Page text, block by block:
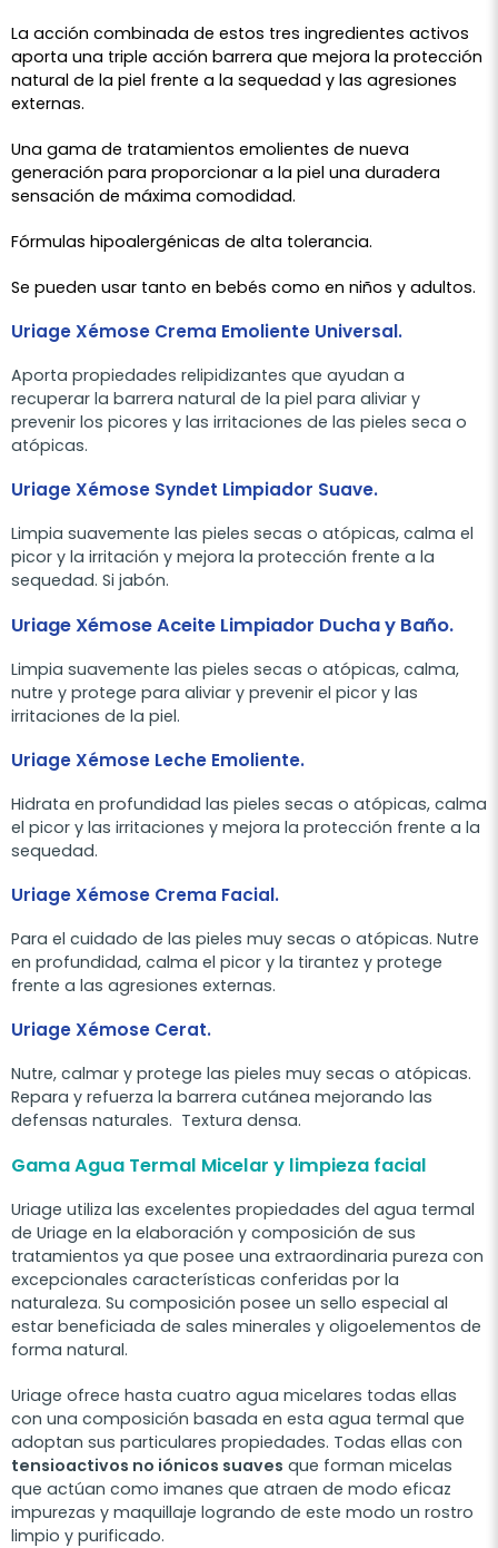
La acción combinada de estos tres ingredientes activos
aporta una triple acción barrera que mejora la protección
natural de la piel frente a la sequedad y las agresiones
externas.
Una gama de tratamientos emolientes de nueva
generación para proporcionar a la piel una duradera
sensación de máxima comodidad.
Fórmulas hipoalergénicas de alta tolerancia.
Se pueden usar tanto en bebés como en niños y adultos.
Uriage Xémose Crema Emoliente Universal.
Aporta propiedades relipidizantes que ayudan a
recuperar la barrera natural de la piel para aliviar y
prevenir los picores y las irritaciones de las pieles seca o
atópicas.
Uriage Xémose Syndet Limpiador Suave.
Limpia suavemente las pieles secas o atópicas, calma el
picor y la irritación y mejora la protección frente a la
sequedad. Si jabón.
Uriage Xémose Aceite Limpiador Ducha y Baño.
Limpia suavemente las pieles secas o atópicas, calma,
nutre y protege para aliviar y prevenir el picor y las
irritaciones de la piel.
Uriage Xémose Leche Emoliente.
Hidrata en profundidad las pieles secas o atópicas, calma
el picor y las irritaciones y mejora la protección frente a la
sequedad.
Uriage Xémose Crema Facial.
Para el cuidado de las pieles muy secas o atópicas. Nutre
en profundidad, calma el picor y la tirantez y protege
frente a las agresiones externas.
Uriage Xémose Cerat.
Nutre, calmar y protege las pieles muy secas o atópicas.
Repara y refuerza la barrera cutánea mejorando las
defensas naturales. Textura densa.
Gama Agua Termal Micelar y limpieza facial
Uriage utiliza las excelentes propiedades del agua termal
de Uriage en la elaboración y composición de sus
tratamientos ya que posee una extraordinaria pureza con
excepcionales características conferidas por la
naturaleza. Su composición posee un sello especial al
estar beneficiada de sales minerales y oligoelementos de
forma natural.
Uriage ofrece hasta cuatro agua micelares todas ellas
con una composición basada en esta agua termal que
adoptan sus particulares propiedades. Todas ellas con
tensioactivos no iónicos suaves que forman micelas
que actúan como imanes que atraen de modo eficaz
impurezas y maquillaje logrando de este modo un rostro
limpio y purificado.